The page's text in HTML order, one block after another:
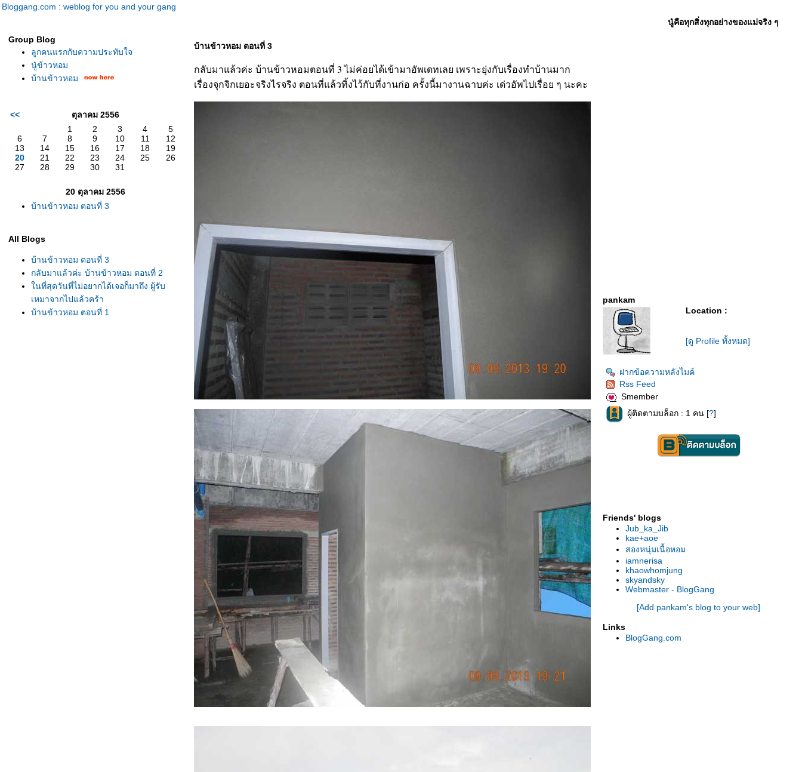
Bloggang.com : weblog for you and your gang
นู๋คือทุกสิ่งทุกอย่างของแม่จริง ๆ
Group Blog
ลูกคนแรกกับความประทับใจ
นู๋ข้าวหอม
บ้านข้าวหอม
<<
ตุลาคม 2556
1
2 3 4
5
6
7 8 9 10 11
12
13
14 15 16 17 18
19
20
21 22 23 24 25
26
27
28 29 30 31
20 ตุลาคม 2556
บ้านข้าวหอม ตอนที่ 3
All Blogs
บ้านข้าวหอม ตอนที่ 3
กลับมาแล้วค่ะ บ้านข้าวหอม ตอนที่ 2
นที่สุดวันที่ไม่อยากได้เจอก็มาถึง ผู้รับ
เหมาจากไปแล้วคร้า
บ้านข้าวหอม ตอนที่ 1
บ้านข้าวหอม ตอนที่ 3
กลับมาแล้วค่ะ บ้านข้าวหอมตอนที่ 3 ไม่ค่อยได้เข้ามาอัพเดทเลย เพราะยุ่งกับเรื่องทำบ้านมาก
เรื่องจุกจิกเยอะจริงไรจริง ตอนที่แล้วทิ้งไว้กับที่งานก่อ ครั้งนี้มางานฉาบค่ะ เด่วอัพไปเรื่อย ๆ นะคะ
pankam
Location :
[ดู Profile ทั้งหมด]
ฝากข้อความหลังไมค์
Rss Feed
Smember
ผู้ติดตามบล็อก : 1 คน [?]
Friends' blogs
Jub_ka_Jib
kae+aoe
สองหนุ่มเนื้อหอม
iamnerisa
khaowhomjung
skyandsky
Webmaster - BlogGang
[Add pankam's blog to your web]
Links
BlogGang.com